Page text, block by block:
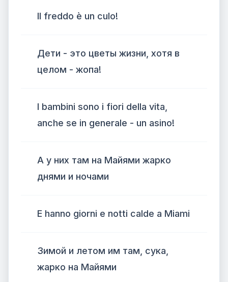
Il freddo è un culo!
Дети - это цветы жизни, хотя в
целом - жопа!
I bambini sono i fiori della vita,
anche se in generale - un asino!
А у них там на Майями жарко
днями и ночами
E hanno giorni e notti calde a Miami
Зимой и летом им там, сука,
жарко на Майями